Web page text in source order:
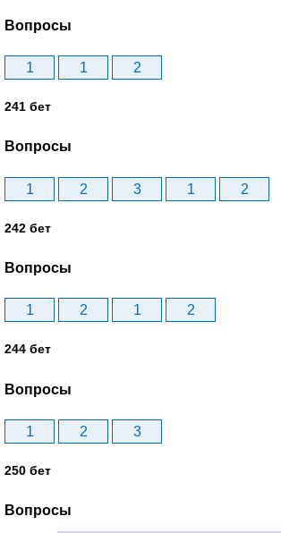
Вопросы
1 1 2
241 бет
Вопросы
1 2 3 1 2
242 бет
Вопросы
1 2 1 2
244 бет
Вопросы
1 2 3
250 бет
Вопросы